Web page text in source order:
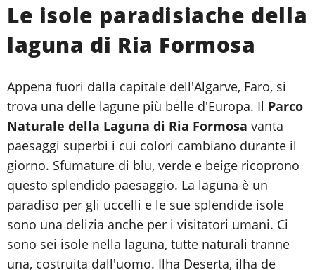
Le isole paradisiache della
laguna di Ria Formosa
Appena fuori dalla capitale dell'Algarve, Faro, si
trova una delle lagune più belle d'Europa. Il Parco
Naturale della Laguna di Ria Formosa vanta
paesaggi superbi i cui colori cambiano durante il
giorno. Sfumature di blu, verde e beige ricoprono
questo splendido paesaggio. La laguna è un
paradiso per gli uccelli e le sue splendide isole
sono una delizia anche per i visitatori umani. Ci
sono sei isole nella laguna, tutte naturali tranne
una, costruita dall'uomo. Ilha Deserta, ilha de